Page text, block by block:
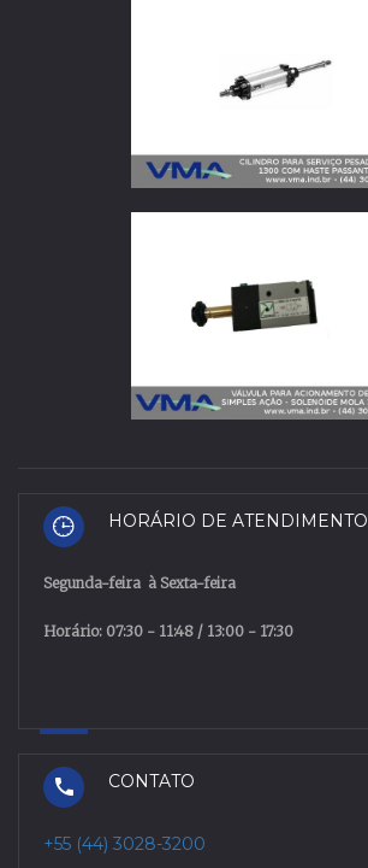
HORÁRIO DE ATENDIMENTO
Segunda-feira à Sexta-feira
Horário: 07:30 - 11:48 / 13:00 - 17:30
CONTATO
+55 (44) 3028-3200